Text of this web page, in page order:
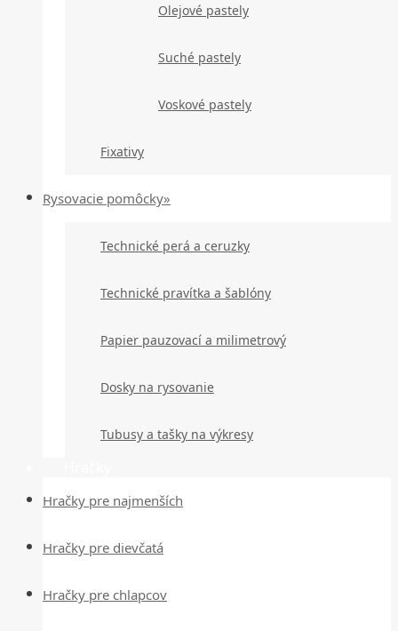
Olejové pastely
Suché pastely
Voskové pastely
Fixativy
Rysovacie pomôcky»
Technické perá a ceruzky
Technické pravítka a šablóny
Papier pauzovací a milimetrový
Dosky na rysovanie
Tubusy a tašky na výkresy
Hračky pre najmenších
Hračky pre dievčatá
Hračky pre chlapcov